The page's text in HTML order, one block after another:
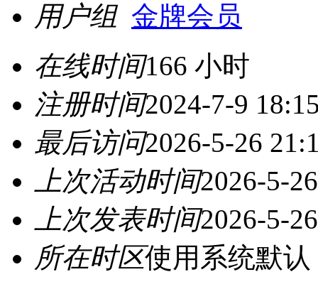
用户组 金牌会员
在线时间166 小时
注册时间2024-7-9
最后访问2026-5-26
上次活动时间2026-5-
上次发表时间2026-5-
所在时区使用系统默认